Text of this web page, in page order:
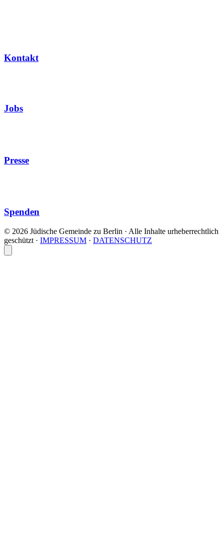
Kontakt
Jobs
Presse
Spenden
© 2026 Jüdische Gemeinde zu Berlin · Alle Inhalte urheberrechtlich
geschützt · IMPRESSUM · DATENSCHUTZ